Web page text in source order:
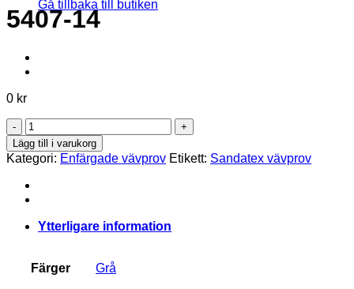
Gå tillbaka till butiken
5407-14
0 kr
5407-
14
mängd
Lägg till i varukorg
Kategori: Enfärgade vävprov Etikett: Sandatex vävprov
Ytterligare information
Färger Grå